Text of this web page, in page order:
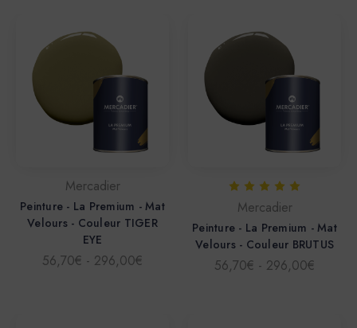
Mercadier
Peinture - La Premium - Mat
Velours - Couleur TIGER
EYE
56,70€ - 296,00€
Mercadier
Peinture - La Premium - Mat
Velours - Couleur BRUTUS
56,70€ - 296,00€